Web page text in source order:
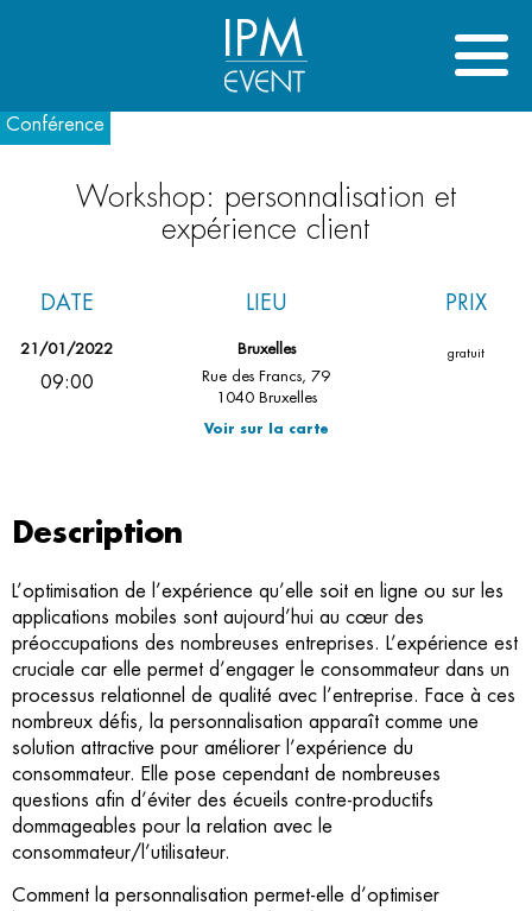
IPM
Conférence
Workshop: personnalisation et
expérience client
DATE
21/01/2022
09:00
LIEU
Bruxelles
Rue des Francs, 79
1040 Bruxelles
Voir sur la carte
PRIX
gratuit
Description
L’optimisation de l’expérience qu’elle soit en ligne ou sur les
applications mobiles sont aujourd’hui au cœur des
préoccupations des nombreuses entreprises. L’expérience est
cruciale car elle permet d’engager le consommateur dans un
processus relationnel de qualité avec l’entreprise. Face à ces
nombreux défis, la personnalisation apparaît comme une
solution attractive pour améliorer l’expérience du
consommateur. Elle pose cependant de nombreuses
questions afin d’éviter des écueils contre-productifs
dommageables pour la relation avec le
consommateur/l’utilisateur.
Comment la personnalisation permet-elle d’optimiser